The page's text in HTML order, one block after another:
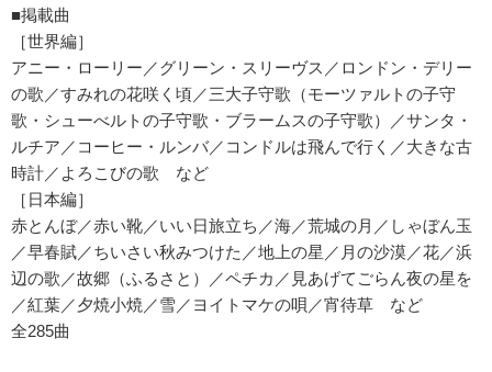
■掲載曲
［世界編］
アニー・ローリー／グリーン・スリーヴス／ロンドン・デリー
の歌／すみれの花咲く頃／三大子守歌（モーツァルトの子守
歌・シューべルトの子守歌・ブラームスの子守歌）／サンタ・
ルチア／コーヒー・ルンバ／コンドルは飛んで行く／大きな古
時計／よろこびの歌 など
［日本編］
赤とんぼ／赤い靴／いい日旅立ち／海／荒城の月／しゃぼん玉
／早春賦／ちいさい秋みつけた／地上の星／月の沙漠／花／浜
辺の歌／故郷（ふるさと）／ペチカ／見あげてごらん夜の星を
／紅葉／夕焼小焼／雪／ヨイトマケの唄／宵待草 など
全285曲